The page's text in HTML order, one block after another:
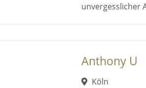
unvergesslicher
Anthony U
Köln